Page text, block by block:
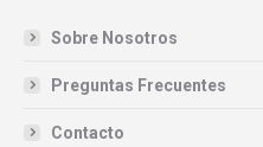
Sobre Nosotros
Preguntas Frecuentes
Contacto